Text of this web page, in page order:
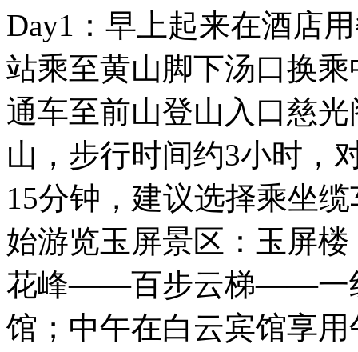
Day1：早上起来在酒店
站乘至黄山脚下汤口换
通车至前山登山入口慈
山，步行时间约3小时，
15分钟，建议选择乘坐
始游览玉屏景区：玉屏
花峰——百步云梯——
馆；中午在白云宾馆享